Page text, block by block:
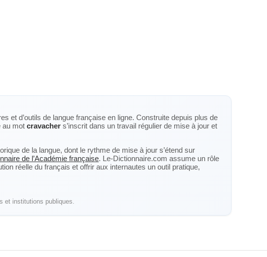
et d’outils de langue française en ligne. Construite depuis plus de
au mot cravacher s’inscrit dans un travail régulier de mise à jour et
de la langue, dont le rythme de mise à jour s’étend sur
de l’Académie française. Le-Dictionnaire.com assume un rôle
réelle du français et offrir aux internautes un outil pratique,
et institutions publiques.